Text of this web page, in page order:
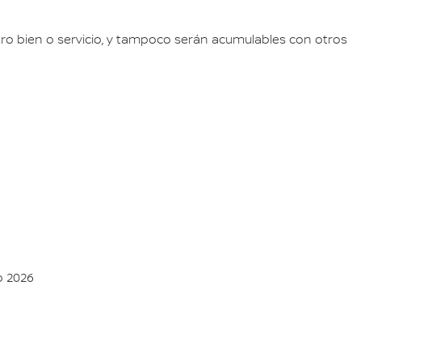
bien o servicio, y tampoco serán acumulables con otros
2026